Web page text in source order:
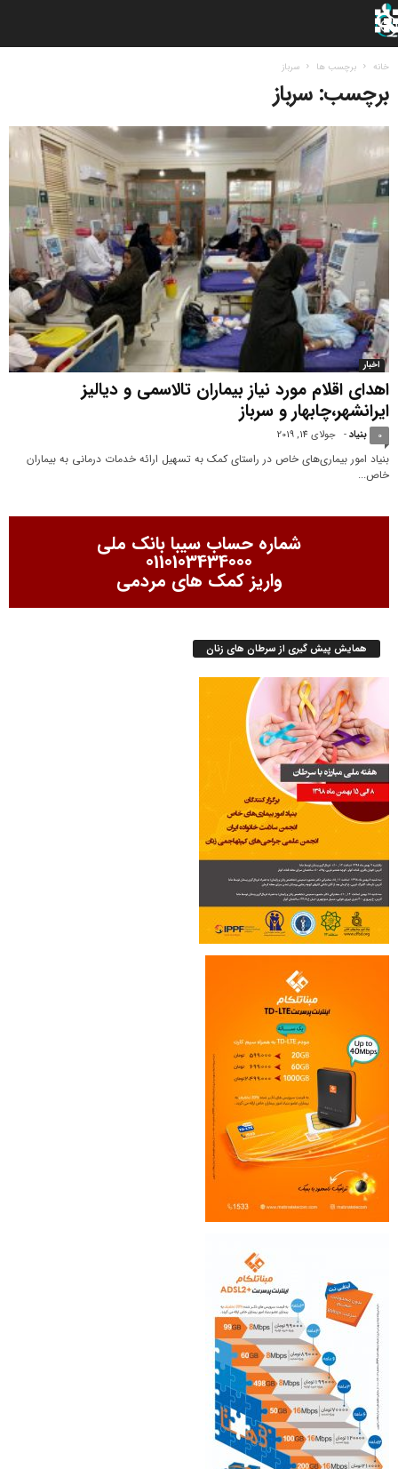
خانه برچسب ها سرباز
برچسب: سرباز
اخبار
اهدای اقلام مورد نیاز بیماران تالاسمی و دیالیز
ایرانشهر،چابهار و سرباز
بنیاد- جولای 14, 2019 0
بنیاد امور بیماری‌های خاص در راستای کمک به تسهیل ارائه خدمات درمانی به بیماران
خاص...
شماره حساب سیبا بانک ملی
0110103434000
واریز کمک های مردمی
همایش پیش گیری از سرطان های زنان